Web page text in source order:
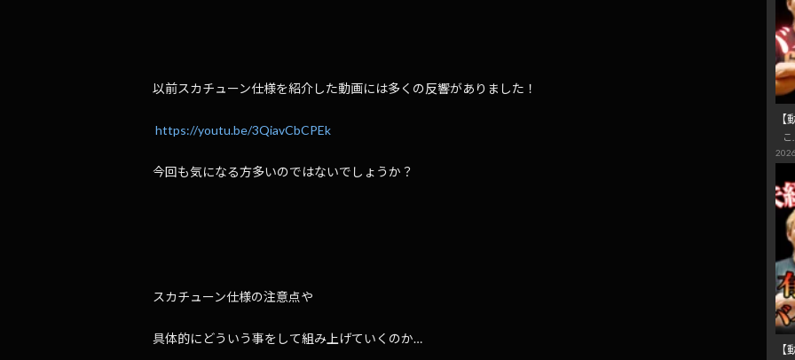
以前スカチューン仕様を紹介した動画には多くの反響がありました！
https://youtu.be/3QiavCbCPEk
今回も気になる方多いのではないでしょうか？
スカチューン仕様の注意点や
具体的にどういう事をして組み上げていくのか…
こ…